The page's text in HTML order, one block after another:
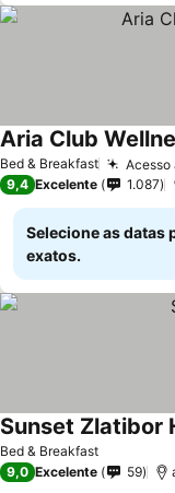
Bed & Breakfast Acesso
Aria Club
9,4 Excelente 1.087
Selecione as datas
exatos.
Bed & Breakfast
Sunset Zlatibor
9,0 Excelente 59